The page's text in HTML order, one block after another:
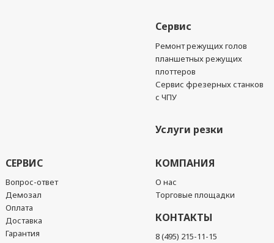
Сервис
Ремонт режущих голов
планшетных режущих
плоттеров
Сервис фрезерных станков
с ЧПУ
Услуги резки
СЕРВИС
Вопрос-ответ
Демозал
Оплата
Доставка
Гарантия
КОМПАНИЯ
О нас
Торговые площадки
КОНТАКТЫ
8 (495) 215-11-15